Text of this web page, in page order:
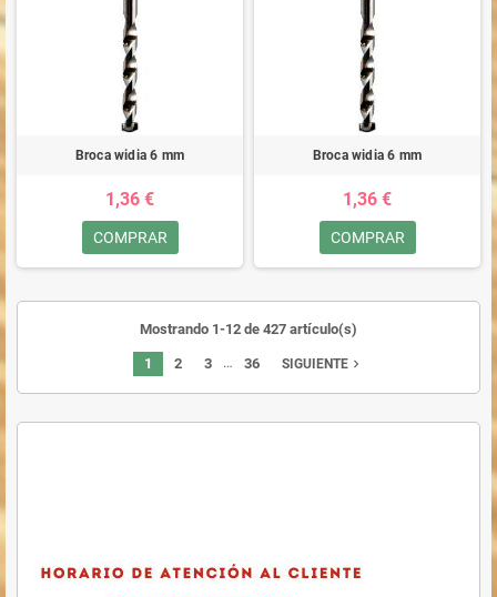
Broca widia 6 mm
1,36 €
COMPRAR
Broca widia 6 mm
1,36 €
COMPRAR
Mostrando 1-12 de 427 artículo(s)
1 2 3 … 36 SIGUIENTE navigate_next